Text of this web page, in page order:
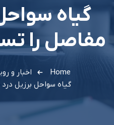
گیاه
مفاصل را
Home اخبار و
گیاه سواحل برزیل